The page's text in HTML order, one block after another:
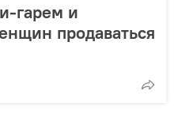
гарем и
продаваться